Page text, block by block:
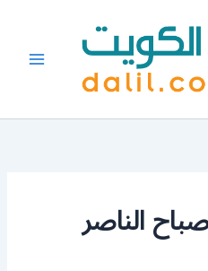
الناصر